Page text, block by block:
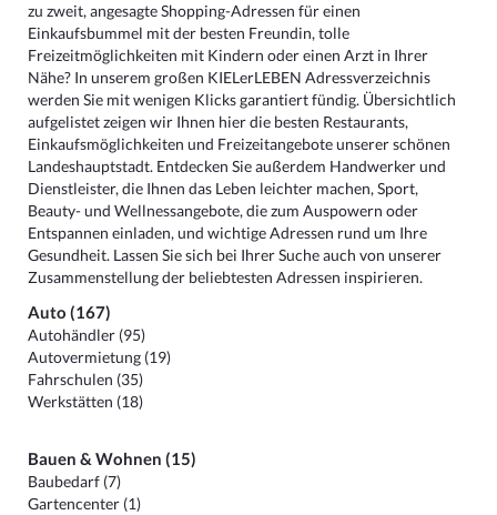
zu zweit, angesagte Shopping-Adressen für einen
Einkaufsbummel mit der besten Freundin, tolle
Freizeitmöglichkeiten mit Kindern oder einen Arzt in Ihrer
Nähe? In unserem großen KIELerLEBEN Adressverzeichnis
werden Sie mit wenigen Klicks garantiert fündig. Übersichtlich
aufgelistet zeigen wir Ihnen hier die besten Restaurants,
Einkaufsmöglichkeiten und Freizeitangebote unserer schönen
Landeshauptstadt. Entdecken Sie außerdem Handwerker und
Dienstleister, die Ihnen das Leben leichter machen, Sport,
Beauty- und Wellnessangebote, die zum Auspowern oder
Entspannen einladen, und wichtige Adressen rund um Ihre
Gesundheit. Lassen Sie sich bei Ihrer Suche auch von unserer
Zusammenstellung der beliebtesten Adressen inspirieren.
Auto (167)
Autohändler (95)
Autovermietung (19)
Fahrschulen (35)
Werkstätten (18)
Bauen & Wohnen (15)
Baubedarf (7)
Gartencenter (1)